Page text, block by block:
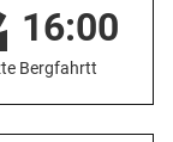
16:00
Bergfahrtt